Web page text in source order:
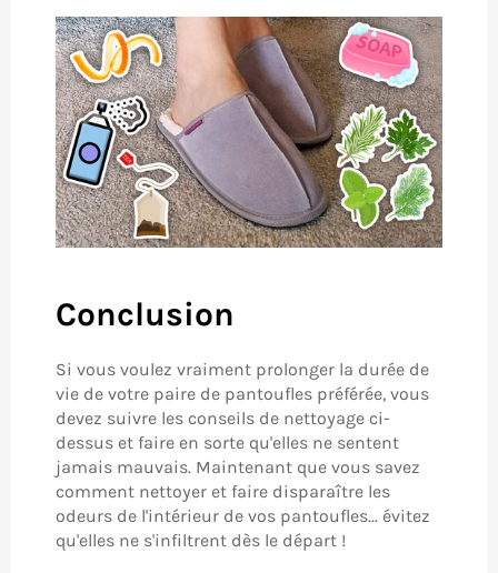
Conclusion
Si vous voulez vraiment prolonger la durée de
vie de votre paire de pantoufles préférée, vous
devez suivre les conseils de nettoyage ci-
dessus et faire en sorte qu'elles ne sentent
jamais mauvais. Maintenant que vous savez
comment nettoyer et faire disparaître les
odeurs de l'intérieur de vos pantoufles... évitez
qu'elles ne s'infiltrent dès le départ !